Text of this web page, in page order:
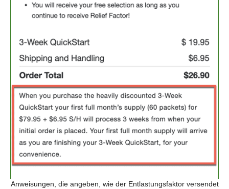
Anweisungen, die angeben, wie der Entlastungsfaktor versendet